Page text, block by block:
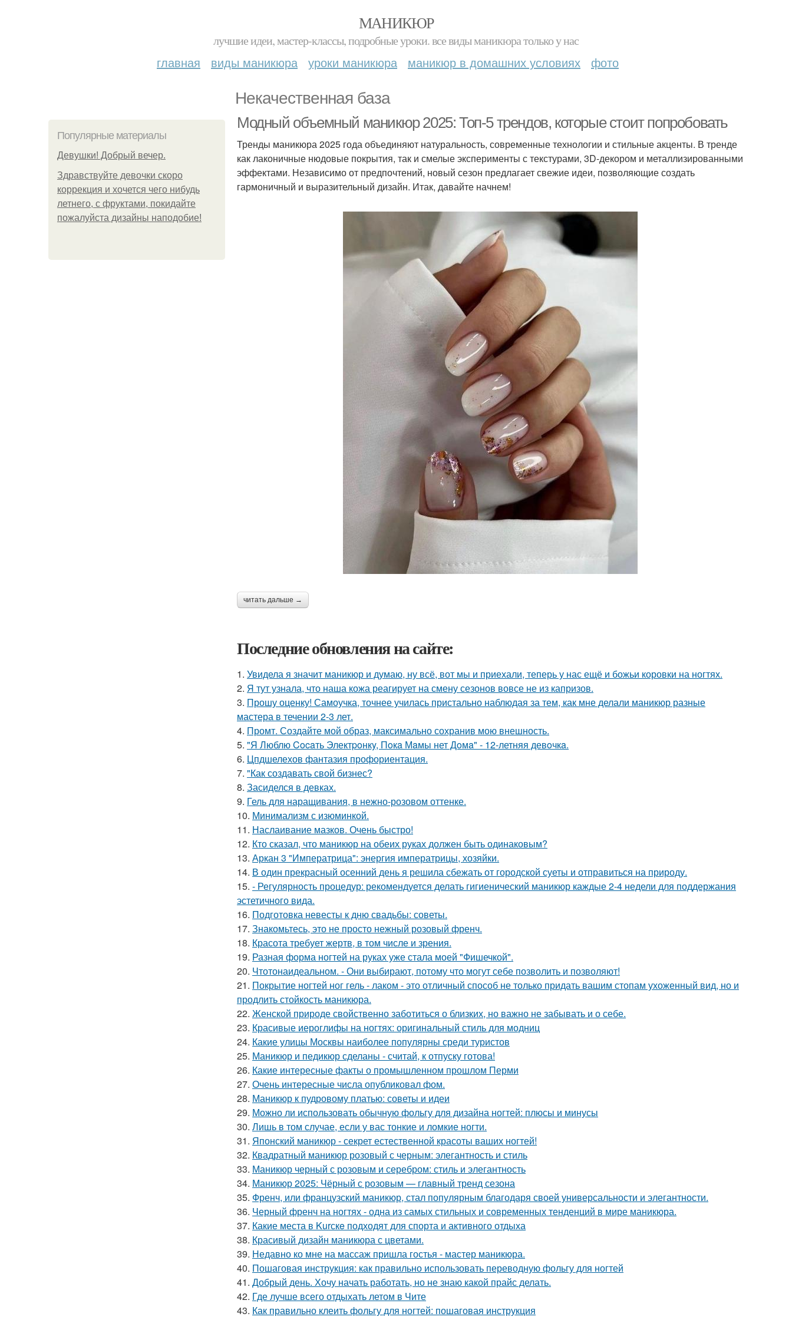
МАНИКЮР
лучшие идеи, мастер-классы, подробные уроки. все виды маникюра только у нас
главная виды маникюра уроки маникюра маникюр в домашних условиях фото
Некачественная база
Популярные материалы
Девушки! Добрый вечер.
Здравствуйте девочки скоро
коррекция и хочется чего нибудь
летнего, с фруктами, покидайте
пожалуйста дизайны наподобие!
Модный объемный маникюр 2025: Топ-5 трендов, которые стоит попробовать
Тренды маникюра 2025 года объединяют натуральность, современные технологии и стильные акценты. В тренде
как лаконичные нюдовые покрытия, так и смелые эксперименты с текстурами, 3D-декором и металлизированными
эффектами. Независимо от предпочтений, новый сезон предлагает свежие идеи, позволяющие создать
гармоничный и выразительный дизайн. Итак, давайте начнем!
читать дальше →
Последние обновления на сайте:
1. Увидела я значит маникюр и думаю, ну всё, вот мы и приехали, теперь у нас ещё и божьи коровки на ногтях.
2. Я тут узнала, что наша кожа реагирует на смену сезонов вовсе не из капризов.
3. Прошу оценку! Самоучка, точнее училась пристально наблюдая за тем, как мне делали маникюр разные
мастера в течении 2-3 лет.
4. Промт. Создайте мой образ, максимально сохранив мою внешность.
5. "Я Люблю Cocaть Электpoнкy, Пoкa Мaмы нет Дoмa" - 12-летняя девoчкa.
6. Цпдшелехов фантазия профориентация.
7. "Как создавать свой бизнес?
8. Засиделся в девках.
9. Гель для наращивания, в нежно-розовом оттенке.
10. Минимализм с изюминкой.
11. Наслаивание мазков. Очень быстро!
12. Кто сказал, что маникюр на обеих руках должен быть одинаковым?
13. Аркан 3 "Императрица": энергия императрицы, хозяйки.
14. В один прекрасный осенний день я решила сбежать от городской суеты и отправиться на природу.
15. - Регулярность процедур: рекомендуется делать гигиенический маникюр каждые 2-4 недели для поддержания
эстетичного вида.
16. Подготовка невесты к дню свадьбы: советы.
17. Знакомьтесь, это не просто нежный розовый френч.
18. Красота требует жертв, в том числе и зрения.
19. Разная форма ногтей на руках уже стала моей "Фишечкой".
20. Чтотонаидеальном. - Они выбирают, потому что могут себе позволить и позволяют!
21. Покрытие ногтей ног гель - лаком - это отличный способ не только придать вашим стопам ухоженный вид, но и
продлить стойкость маникюра.
22. Женской природе свойственно заботиться о близких, но важно не забывать и о себе.
23. Красивые иероглифы на ногтях: оригинальный стиль для модниц
24. Какие улицы Москвы наиболее популярны среди туристов
25. Маникюр и педикюр сделаны - считай, к отпуску готова!
26. Какие интересные факты о промышленном прошлом Перми
27. Очень интересные числа опубликовал фом.
28. Маникюр к пудровому платью: советы и идеи
29. Можно ли использовать обычную фольгу для дизайна ногтей: плюсы и минусы
30. Лишь в том случае, если у вас тонкие и ломкие ногти.
31. Японский маникюр - секрет естественной красоты ваших ногтей!
32. Квадратный маникюр розовый с черным: элегантность и стиль
33. Маникюр черный с розовым и серебром: стиль и элегантность
34. Маникюр 2025: Чёрный с розовым — главный тренд сезона
35. Френч, или французский маникюр, стал популярным благодаря своей универсальности и элегантности.
36. Черный френч на ногтях - одна из самых стильных и современных тенденций в мире маникюра.
37. Какие места в Kurскe подходят для спорта и активного отдыха
38. Красивый дизайн маникюра с цветами.
39. Недавно ко мне на массаж пришла гостья - мастер маникюра.
40. Пошаговая инструкция: как правильно использовать переводную фольгу для ногтей
41. Добрый день. Хочу начать работать, но не знаю какой прайс делать.
42. Где лучше всего отдыхать летом в Чите
43. Как правильно клеить фольгу для ногтей: пошаговая инструкция